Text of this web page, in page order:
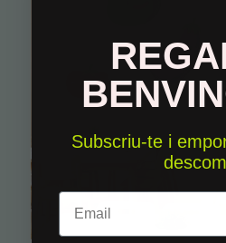
Subscriu-te i
Email